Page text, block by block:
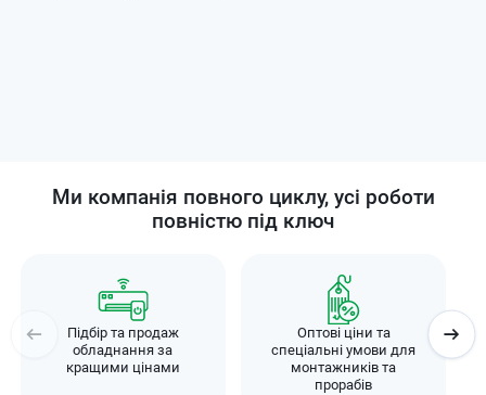
Ми компанія повного циклу, усі роботи
повністю під ключ
Підбір та продаж
обладнання за
кращими цінами
Оптові ціни та
спеціальні умови для
монтажників та
прорабів